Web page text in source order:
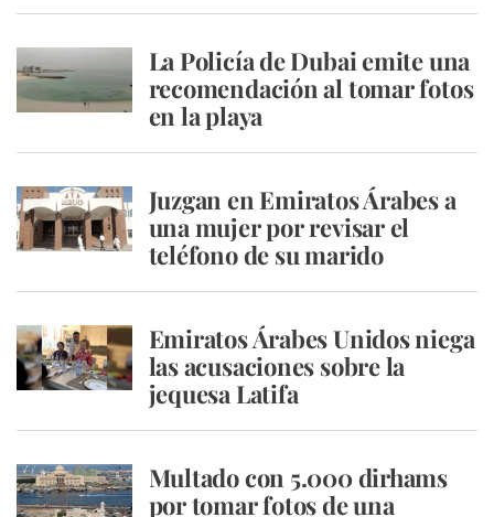
La Policía de Dubai emite una
recomendación al tomar fotos
en la playa
Juzgan en Emiratos Árabes a
una mujer por revisar el
teléfono de su marido
Emiratos Árabes Unidos niega
las acusaciones sobre la
jequesa Latifa
Multado con 5.000 dirhams
por tomar fotos de una